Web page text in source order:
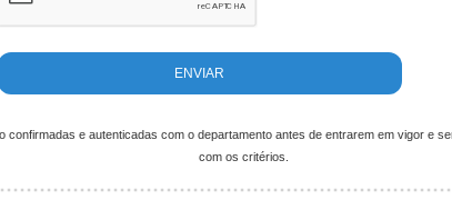
confirmadas e autenticadas com o departamento antes de entrarem em vigor e
com os critérios.